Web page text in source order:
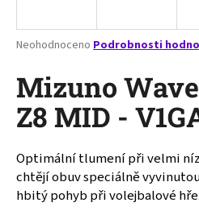
Průměrné
produktu
je
0,0
z
hvězdiček.
Neohodnoceno Podrobnosti
Mizuno
Z8 MID -
Optimální tlumení při velmi
chtějí obuv speciálně
hbitý pohyb při volejbalové hře.
j
t
?
HLEDAT